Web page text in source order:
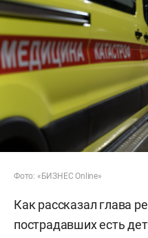
Фото: «БИЗНЕС Online»
Как рассказал глава
пострадавших есть